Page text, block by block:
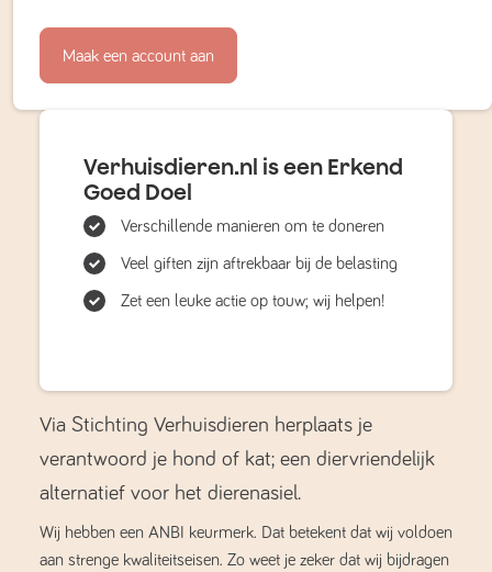
Maak een account aan
Verhuisdieren.nl is een Erkend
Goed Doel
Verschillende manieren om te doneren
Veel giften zijn aftrekbaar bij de belasting
Zet een leuke actie op touw; wij helpen!
Via Stichting Verhuisdieren herplaats je
verantwoord je hond of kat; een diervriendelijk
alternatief voor het dierenasiel.
Wij hebben een ANBI keurmerk. Dat betekent dat wij voldoen
aan strenge kwaliteitseisen. Zo weet je zeker dat wij bijdragen